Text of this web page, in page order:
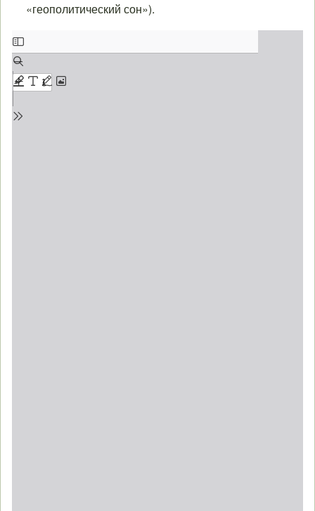
«геополитический сон»).